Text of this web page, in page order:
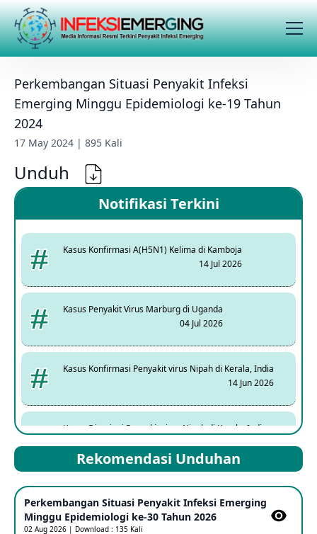
Perkembangan Situasi Penyakit Infeksi
Emerging Minggu Epidemiologi ke-19 Tahun
2024
17 May 2024 | 895 Kali
Unduh
Notifikasi Terkini
Kasus Konfirmasi A(H5N1) Kelima di Kamboja
14 Jul 2026
Kasus Penyakit Virus Marburg di Uganda
04 Jul 2026
Kasus Konfirmasi Penyakit virus Nipah di Kerala, India
14 Jun 2026
Kasus Dicurigai Penyakit virus Nipah di Kerala, India
Mpox Clade 1b di Taiwan
25 May 2026
Rekomendasi Unduhan
Perkembangan Situasi Penyakit Infeksi Emerging
Minggu Epidemiologi ke-30 Tahun 2026
02 Aug 2026 | Download : 135 Kali